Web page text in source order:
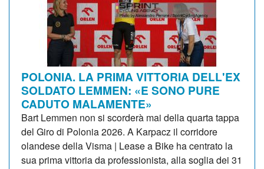
POLONIA. LA PRIMA VITTORIA DELL'EX
SOLDATO LEMMEN: «E SONO PURE
CADUTO MALAMENTE»
Bart Lemmen non si scorderà mai della quarta tappa
del Giro di Polonia 2026. A Karpacz il corridore
olandese della Visma | Lease a Bike ha centrato la
sua prima vittoria da professionista, alla soglia dei 31